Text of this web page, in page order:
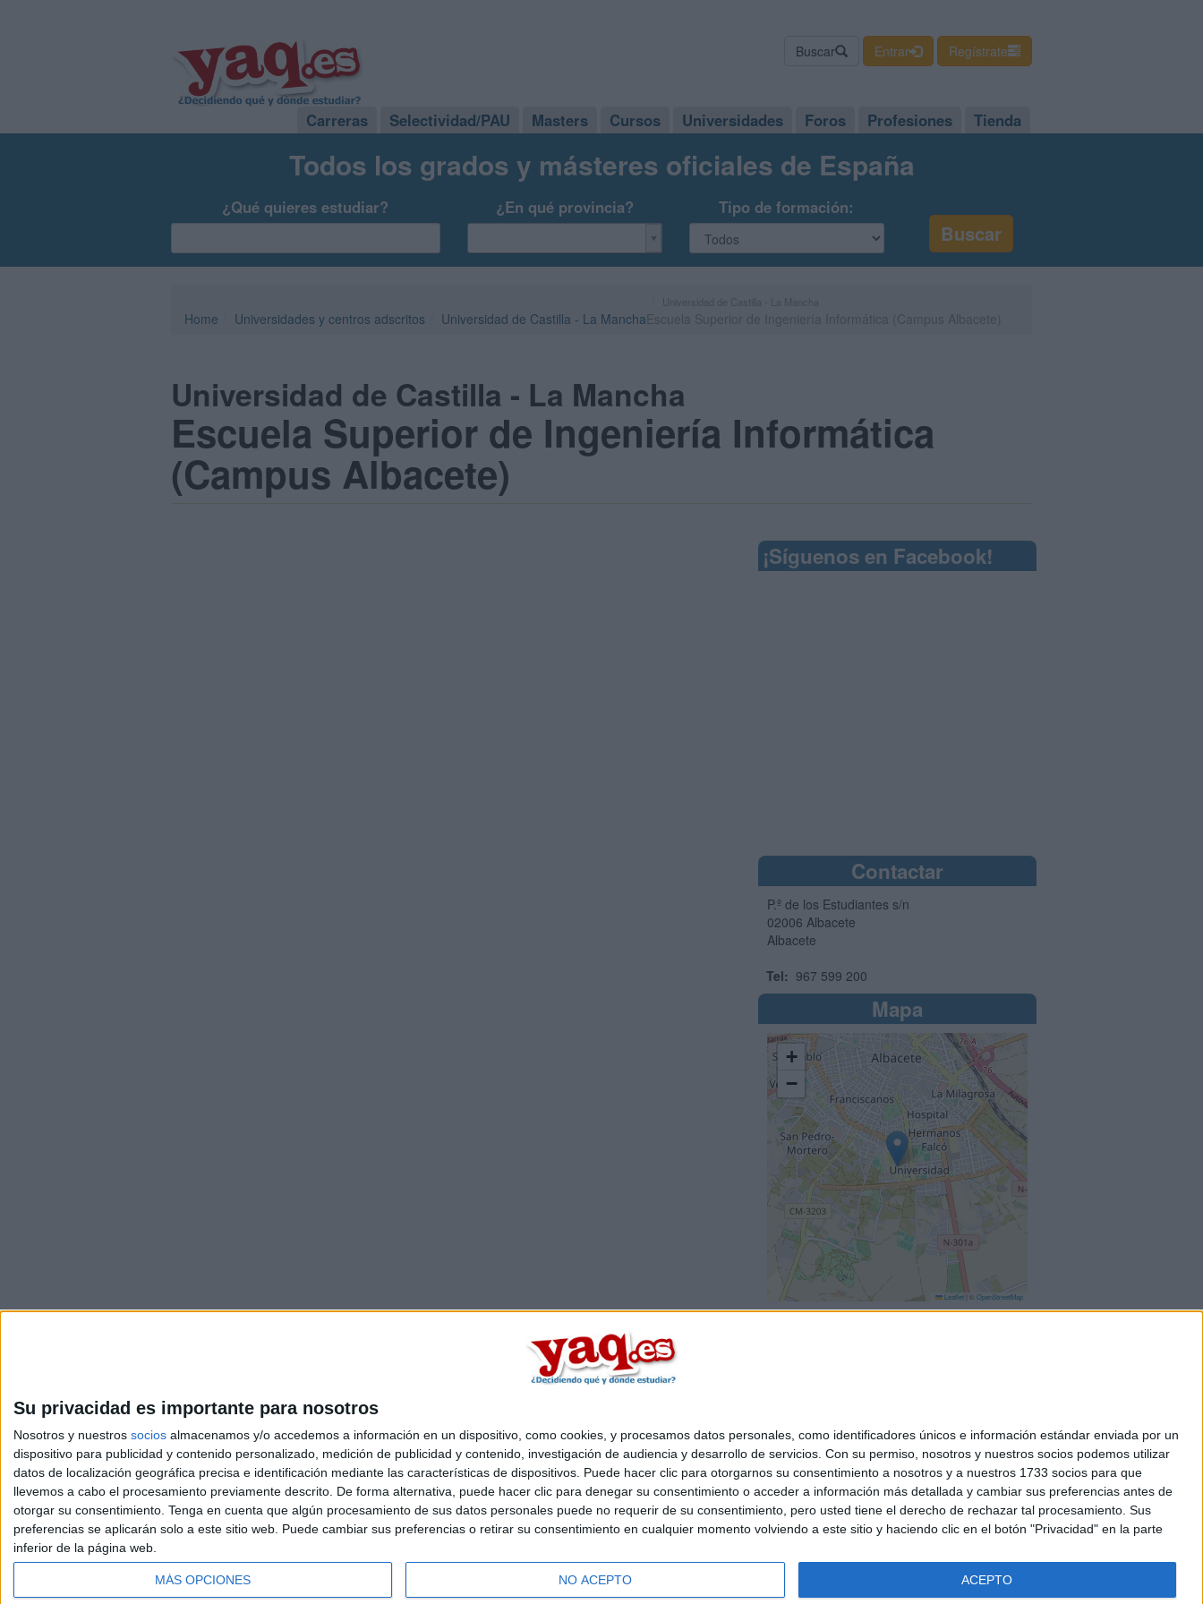
Su privacidad es importante para nosotros
Nosotros y nuestros socios almacenamos y/o accedemos a información en un dispositivo, como cookies, y procesamos datos personales, como identificadores únicos e información estándar enviada por un
dispositivo para publicidad y contenido personalizado, medición de publicidad y contenido, investigación de audiencia y desarrollo de servicios. Con su permiso, nosotros y nuestros socios podemos utilizar
datos de localización geográfica precisa e identificación mediante las características de dispositivos. Puede hacer clic para otorgarnos su consentimiento a nosotros y a nuestros 1733 socios para que
llevemos a cabo el procesamiento previamente descrito. De forma alternativa, puede hacer clic para denegar su consentimiento o acceder a información más detallada y cambiar sus preferencias antes de
otorgar su consentimiento. Tenga en cuenta que algún procesamiento de sus datos personales puede no requerir de su consentimiento, pero usted tiene el derecho de rechazar tal procesamiento. Sus
preferencias se aplicarán solo a este sitio web. Puede cambiar sus preferencias o retirar su consentimiento en cualquier momento volviendo a este sitio y haciendo clic en el botón "Privacidad" en la parte
inferior de la página web.
MÁS OPCIONES NO ACEPTO ACEPTO
Buscar Entrar Regístrate
Carreras Selectividad/PAU Masters Cursos Universidades Foros Profesiones Tienda
Todos los grados y másteres oficiales de España
¿Qué quieres estudiar? ¿En qué provincia? Tipo de formación:
Home Universidades y centros adscritos Universidad de Castilla - La Mancha
Universidad de Castilla - La Mancha
Escuela Superior de Ingeniería Informática
(Campus Albacete)
¡Síguenos en Facebook!
Contactar
P.º de los Estudiantes s/n
02006 Albacete
Albacete
Tel: 967 599 200
Mapa
+
−
Leaflet © OpenStreetMap
Quiénes somos|Contactar|Anúnciate
Aviso legal|Politica de privacidad|Condiciones generales|Política de cookies
© 2003-2026Compás Mediterráneo S.L.- Diego de León 47 - 28006 Madrid [ESPAÑA] - Tel. +34 91 593 2767